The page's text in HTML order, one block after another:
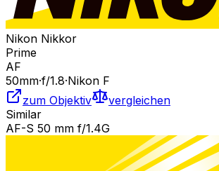
Nikon Nikkor
Prime
AF
50mm·f/1.8·Nikon F
zum Objektiv
vergleichen
Similar
AF-S 50 mm f/1.4G